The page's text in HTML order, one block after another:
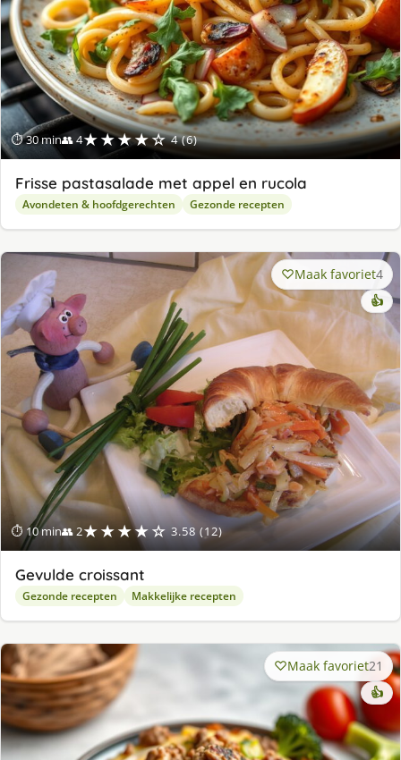
⏱ 30 min👥 4★★★★☆ 4 (6)
Frisse pastasalade met appel en rucola
Avondeten & hoofdgerechten Gezonde recepten
⏱ 10 min👥 2★★★★☆ 3.58 (12)
Maak favoriet4
👍
Gevulde croissant
Gezonde recepten Makkelijke recepten
Maak favoriet21
👍